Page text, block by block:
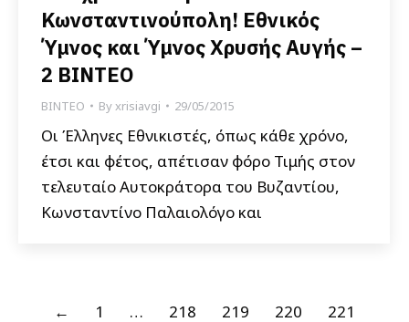
Κωνσταντινούπολη! Εθνικός
Ύμνος και Ύμνος Χρυσής Αυγής –
2 ΒΙΝΤΕΟ
ΒΙΝΤΕΟ Byxrisiavgi 29/05/2015
Οι Έλληνες Εθνικιστές, όπως κάθε χρόνο,
έτσι και φέτος, απέτισαν φόρο Τιμής στον
τελευταίο Αυτοκράτορα του Βυζαντίου,
Κωνσταντίνο Παλαιολόγο και
← 1 … 218 219 220 221